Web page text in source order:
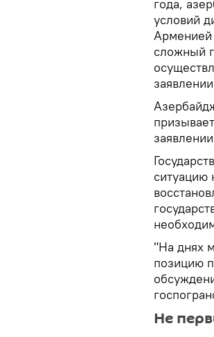
года,
условий
Арменией
сложный
ситуацию
"На днях
позицию
Не